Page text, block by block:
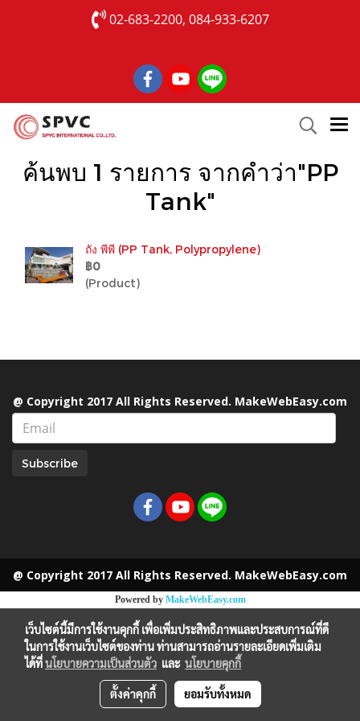
02-683-2200, 084-933-6207
ค้นพบ 1 รายการ จากคำว่า"PP
Tank"
ถัง พีพี (PP Tank, Polypropylene)
฿0
(Product)
@ Copyright 2017 All Rights Reserved. MakeWebEasy.com
Subscribe
@ Copyright 2017 All Rights Reserved. MakeWebEasy.com
Powered by MakeWebEasy.com
เว็บไซต์นี้มีการใช้งานคุกกี้ เพื่อเพิ่มประสิทธิภาพและประสบการณ์ที่ดี
ในการใช้งานเว็บไซต์ของท่าน ท่านสามารถอ่านรายละเอียดเพิ่มเติม
ได้ที่นโยบายความเป็นส่วนตัว และ นโยบายคุกกี้
ตั้งค่าคุกกี้ ยอมรับทั้งหมด